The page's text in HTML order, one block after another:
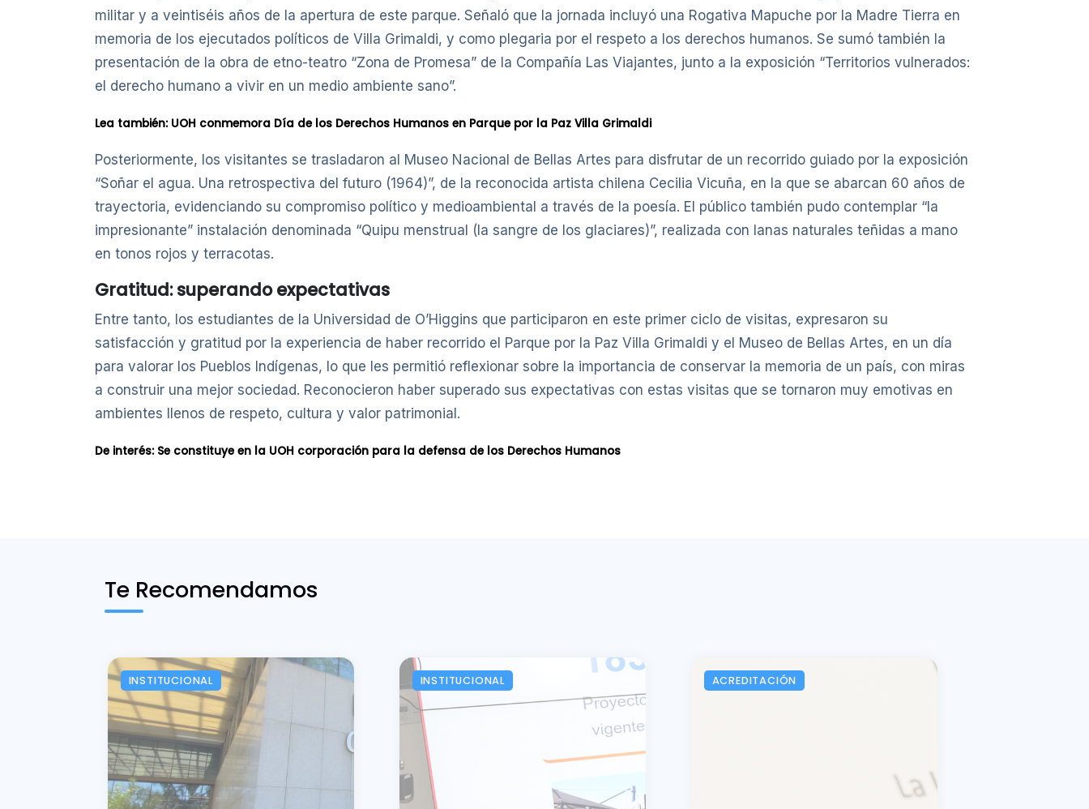
militar y a veintiséis años de la apertura de este parque. Señaló que la jornada incluyó una Rogativa Mapuche por la Madre Tierra en
memoria de los ejecutados políticos de Villa Grimaldi, y como plegaria por el respeto a los derechos humanos. Se sumó también la
presentación de la obra de etno-teatro “Zona de Promesa” de la Compañía Las Viajantes, junto a la exposición “Territorios vulnerados:
el derecho humano a vivir en un medio ambiente sano”.
Lea también: UOH conmemora Día de los Derechos Humanos en Parque por la Paz Villa Grimaldi
Posteriormente, los visitantes se trasladaron al Museo Nacional de Bellas Artes para disfrutar de un recorrido guiado por la exposición
“Soñar el agua. Una retrospectiva del futuro (1964)”, de la reconocida artista chilena Cecilia Vicuña, en la que se abarcan 60 años de
trayectoria, evidenciando su compromiso político y medioambiental a través de la poesía. El público también pudo contemplar “la
impresionante” instalación denominada “Quipu menstrual (la sangre de los glaciares)”, realizada con lanas naturales teñidas a mano
en tonos rojos y terracotas.
Gratitud: superando expectativas
Entre tanto, los estudiantes de la Universidad de O’Higgins que participaron en este primer ciclo de visitas, expresaron su
satisfacción y gratitud por la experiencia de haber recorrido el Parque por la Paz Villa Grimaldi y el Museo de Bellas Artes, en un día
para valorar los Pueblos Indígenas, lo que les permitió reflexionar sobre la importancia de conservar la memoria de un país, con miras
a construir una mejor sociedad. Reconocieron haber superado sus expectativas con estas visitas que se tornaron muy emotivas en
ambientes llenos de respeto, cultura y valor patrimonial.
De interés: Se constituye en la UOH corporación para la defensa de los Derechos Humanos
Te Recomendamos
INSTITUCIONAL INSTITUCIONAL ACREDITACIÓN